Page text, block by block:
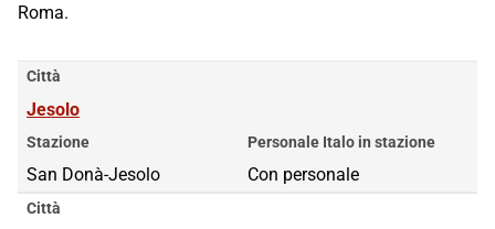
Roma.
Città
Jesolo
Stazione
San Donà-Jesolo
Personale Italo in stazione
Con personale
Città